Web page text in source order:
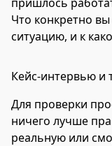
Что конкретно
ситуацию, и к
Кейс-интервью и
Для проверки
ничего лучше
реальную или